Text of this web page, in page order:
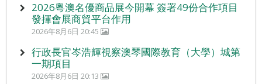
2026粵澳名優商品展今開幕 簽署49份合作項目
發揮會展商貿平台作用
2026年8月6日 20:45
行政長官岑浩輝視察澳琴國際教育（大學）城第
一期項目
2026年8月6日 20:13